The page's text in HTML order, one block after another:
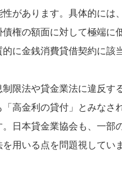
があります。具体的には
権の額面に対して極端に
に金銭消費貸借契約に該
制限法や貸金業法に違反す
高金利の貸付」とみなさ
日本貸金業協会も、一部
用いる点を問題視してい